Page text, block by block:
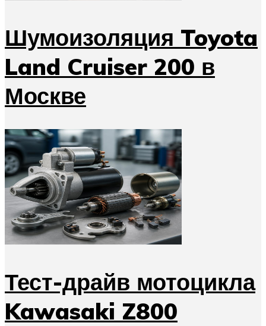
Шумоизоляция Toyota
Land Cruiser 200 в
Москве
Тест-драйв мотоцикла
Kawasaki Z800